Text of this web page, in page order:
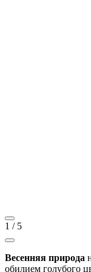
1 / 5
Весенняя природа
обилием голубого